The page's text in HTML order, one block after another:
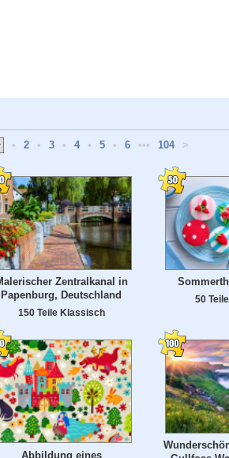
• 2 • 3 • 4 • 5 • 6 ••• 104 >
Zentralkanal in
Papenburg, Deutschland
150 Teile Klassisch
50
Abbildung eines